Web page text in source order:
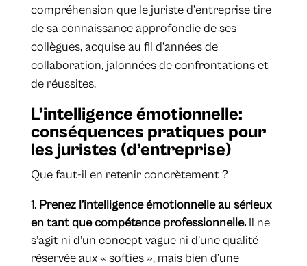
compréhension que le juriste d’entreprise tire
de sa connaissance approfondie de ses
collègues, acquise au fil d’années de
collaboration, jalonnées de confrontations et
de réussites.
L’intelligence émotionnelle:
conséquences pratiques pour
les juristes (d’entreprise)
Que faut-il en retenir concrètement ?
Prenez l’intelligence émotionnelle au sérieux
en tant que compétence professionnelle.Il ne
s’agit ni d’un concept vague ni d’une qualité
réservée aux « softies », mais bien d’une